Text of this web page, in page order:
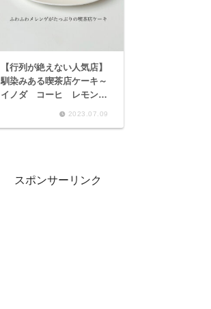
【行列が絶えない人気店】
馴染みある喫茶店ケーキ～
イノダ コーヒ レモンパ
2023.07.09
スポンサーリンク